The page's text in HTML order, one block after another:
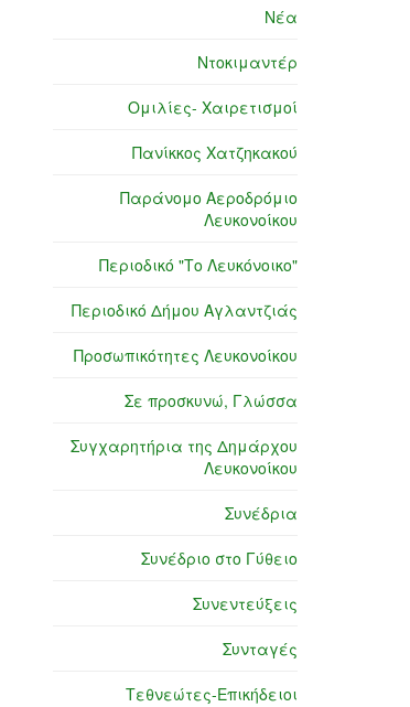
Νέα
Ντοκιμαντέρ
Ομιλίες- Χαιρετισμοί
Πανίκκος Χατζηκακού
Παράνομο Αεροδρόμιο
Λευκονοίκου
Περιοδικό "Το Λευκόνοικο"
Περιοδικό Δήμου Αγλαντζιάς
Προσωπικότητες Λευκονοίκου
Σε προσκυνώ, Γλώσσα
Συγχαρητήρια της Δημάρχου
Λευκονοίκου
Συνέδρια
Συνέδριο στο Γύθειο
Συνεντεύξεις
Συνταγές
Τεθνεώτες-Επικήδειοι